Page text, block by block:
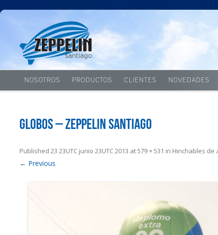
NOSOTROS PRODUCTOS CLIENTES NOVEDADES
Globos – Zeppelin Santiago
Published 23 23UTC junio 23UTC 2013 at579 × 531 in Hinchables de
← Previous